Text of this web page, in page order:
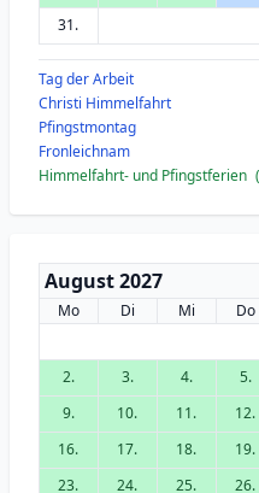
31.
Tag der Arbeit
Christi Himmelfahrt
Pfingstmontag
Fronleichnam
Himmelfahrt- und Pfingstferien
August 2027
Mo Di Mi Do
2.
3. 4. 5.
9.
10. 11. 12.
16.
17. 18. 19.
23.
24. 25. 26.